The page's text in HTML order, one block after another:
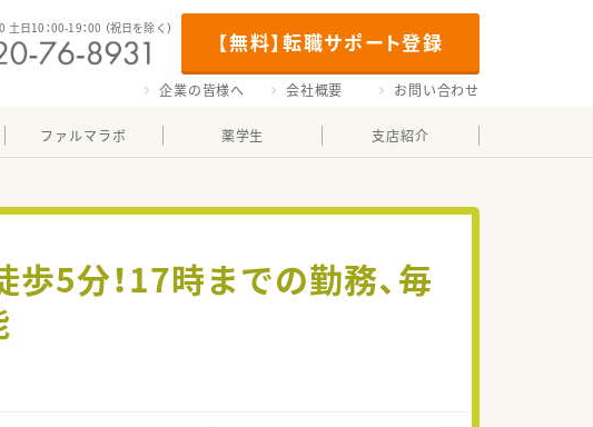
【無料】転職サポート登録
土日10：00-19：00 （祝日を除く）
企業の皆様へ 会社概要 お問い合わせ
ファルマラボ 薬学生 支店紹介
5分！17時までの勤務、毎